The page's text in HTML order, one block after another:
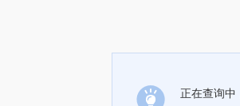
正在查询中